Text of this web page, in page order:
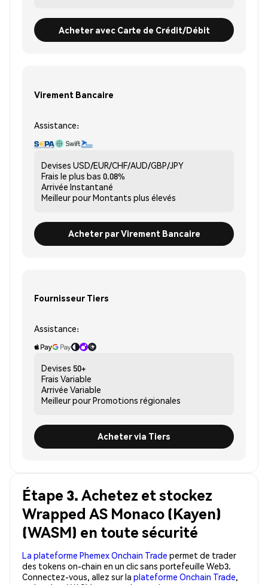
Acheter avec Carte de Crédit/Débit
Virement Bancaire
Assistance:
Devises USD/EUR/CHF/AUD/GBP/JPY
Frais le plus bas 0.08%
Arrivée Instantané
Meilleur pourMontants plus élevés
Acheter par Virement Bancaire
Fournisseur Tiers
Assistance:
Devises 50+
Frais Variable
Arrivée Variable
Meilleur pourPromotions régionales
Acheter via Tiers
Étape 3. Achetez et stockez
Wrapped AS Monaco (Kayen)
(WASM) en toute sécurité
La plateforme Phemex Onchain Trade permet de trader
des tokens on-chain en un clic sans portefeuille Web3.
Connectez-vous, allez sur la plateforme Onchain Trade,